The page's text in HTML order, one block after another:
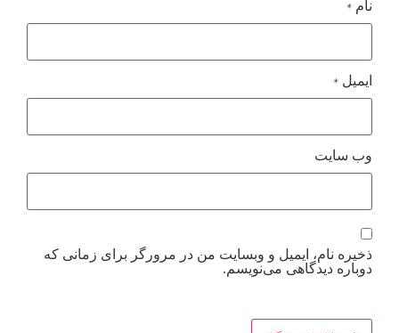
نام *
ایمیل *
وب‌ سایت
ذخیره نام، ایمیل و وبسایت من در مرورگر برای زمانی که
دوباره دیدگاهی می‌نویسم.